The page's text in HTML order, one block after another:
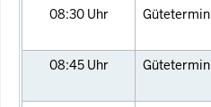
08:30 Uhr Gütetermin
08:45 Uhr Gütetermin